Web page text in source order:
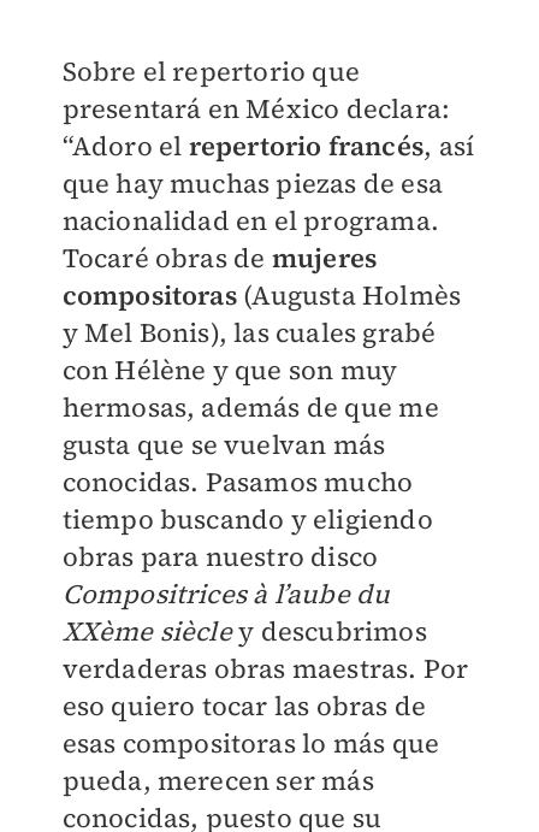
Sobre el repertorio que
presentará en México declara:
“Adoro el repertorio francés, así
que hay muchas piezas de esa
nacionalidad en el programa.
Tocaré obras de mujeres
compositoras(Augusta Holmès
y Mel Bonis), las cuales grabé
con Hélène y que son muy
hermosas, además de que me
gusta que se vuelvan más
conocidas. Pasamos mucho
tiempo buscando y eligiendo
obras para nuestro disco
Compositrices à l’aube du
XXème siècley descubrimos
verdaderas obras maestras. Por
eso quiero tocar las obras de
esas compositoras lo más que
pueda, merecen ser más
conocidas, puesto que su